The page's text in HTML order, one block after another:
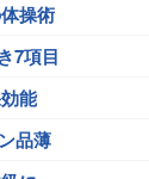
操術
7項目
能
品薄